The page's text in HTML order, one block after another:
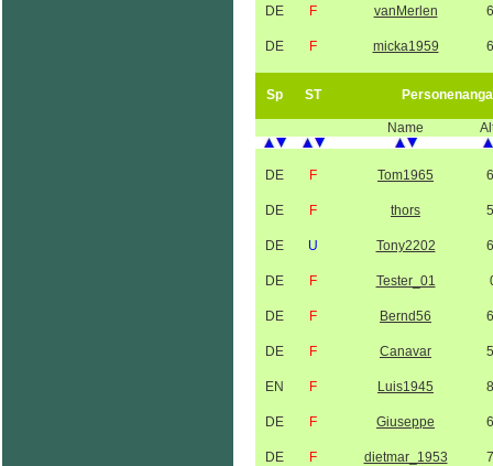
DE F vanMerlen
DE F micka1959
Sp ST
Name
DE F Tom1965
DE F thors
DE U Tony2202
DE F Tester_01
DE F Bernd56
DE F Canavar
EN F Luis1945
DE F Giuseppe
DE F dietmar_1953